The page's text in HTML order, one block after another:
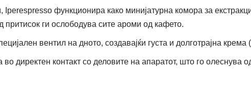
функционира како минијатурна комора за
притисок ги ослободува сите ароми од кафето.
вентил на дното, создавајќи густа и долготрајна крема
директен контакт со деловите на апаратот, што го олеснува